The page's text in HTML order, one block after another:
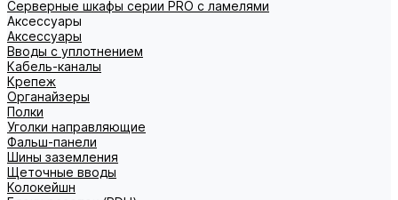
Серверные шкафы серии PRO с ламелями
Аксессуары
Аксессуары
Вводы с уплотнением
Кабель-каналы
Крепеж
Органайзеры
Полки
Уголки направляющие
Фальш-панели
Шины заземления
Щеточные вводы
Колокейшн